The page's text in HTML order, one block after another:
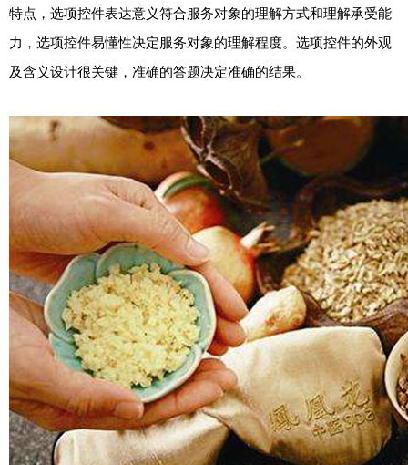
特点，选项控件表达意义符合服务对象的理解方式和理解承受能
力，选项控件易懂性决定服务对象的理解程度。选项控件的外观
及含义设计很关键，准确的答题决定准确的结果。